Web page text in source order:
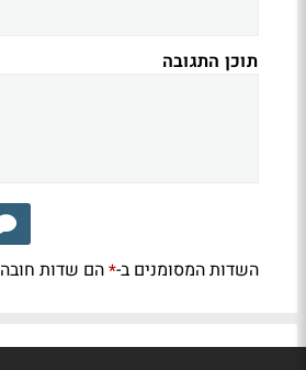
תוכן התגובה
השדות המסומנים ב-*הם שדות חובה